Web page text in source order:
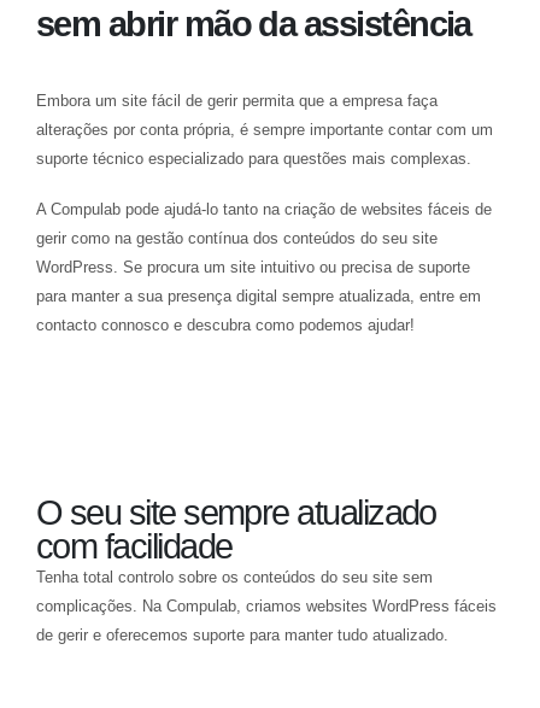
sem abrir mão da assistência
Embora um site fácil de gerir permita que a empresa faça
alterações por conta própria, é sempre importante contar com um
suporte técnico especializado para questões mais complexas.
A Compulab pode ajudá-lo tanto na criação de websites fáceis de
gerir como na gestão contínua dos conteúdos do seu site
WordPress. Se procura um site intuitivo ou precisa de suporte
para manter a sua presença digital sempre atualizada, entre em
contacto connosco e descubra como podemos ajudar!
O seu site sempre atualizado
com facilidade
Tenha total controlo sobre os conteúdos do seu site sem
complicações. Na Compulab, criamos websites WordPress fáceis
de gerir e oferecemos suporte para manter tudo atualizado.